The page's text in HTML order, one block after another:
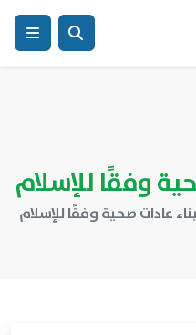
وفقًا للإسلام
عادات صحية وفقًا للإسلام